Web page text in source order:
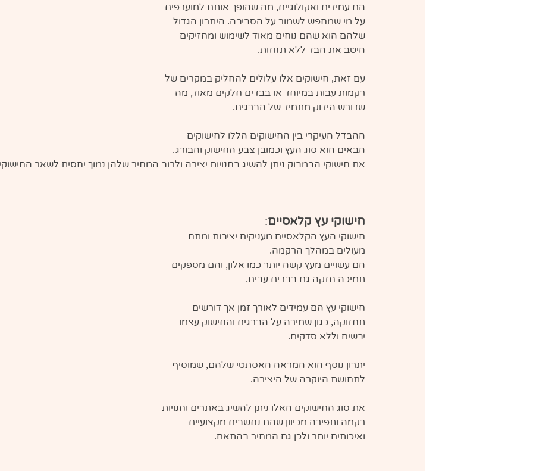
הם עמידים ואקולוגיים, מה שהופך אותם למועדפים
על מי שמחפש לשמור על הסביבה. היתרון הגדול
שלהם הוא שהם נוחים מאוד לשימוש ומחזיקים
היטב את הבד ללא תזוזות.
עם זאת, חישוקים אלו עלולים להחליק במקרים של
רקמות עבות במיוחד או בבדים חלקים מאוד, מה
שדורש הידוק מתמיד של הברגים.
ההבדל העיקרי בין החישוקים הללו לחישוקים
הבאים הוא סוג העץ וכמובן צבע החישוק והבורג.
את חישוקי הבמבוק ניתן להשיג בחנויות יצירה ולרוב המחיר שלהן נמוך יחסית לשאר
חישוקי עץ קלאסיים:
חישוקי העץ הקלאסיים מעניקים יציבות ומתח
מעולים במהלך הרקמה.
הם עשויים מעץ קשה יותר כמו אלון, והם מספקים
תמיכה חזקה גם בבדים עבים.
חישוקי עץ הם עמידים לאורך זמן אך דורשים
תחזוקה, כגון שמירה על הברגים והחישוק עצמו
יבשים וללא סדקים.
יתרון נוסף הוא המראה האסתטי שלהם, שמוסיף
לתחושת היוקרה של היצירה.
את סוג החישוקים האלו ניתן להשיג באתרים וחנויות
רקמה ותפירה מכיוון שהם נחשבים מקצועיים
ואיכותים יותר ולכן גם המחיר בהתאם.